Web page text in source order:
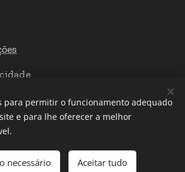
porWebnode Cookies
para permitir o funcionamento adequado
e para lhe oferecer a melhor
necessário Aceitar tudo